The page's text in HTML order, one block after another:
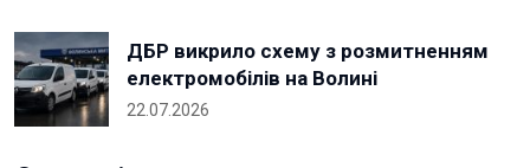
ДБР викрило схему з розмитненням
електромобілів на Волині
22.07.2026